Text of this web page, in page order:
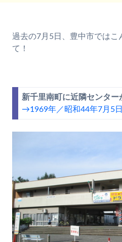
過去の7月5日、豊中市ではこ
て！
新千里南町に近隣センタ
→1969年／昭和44年7月5日